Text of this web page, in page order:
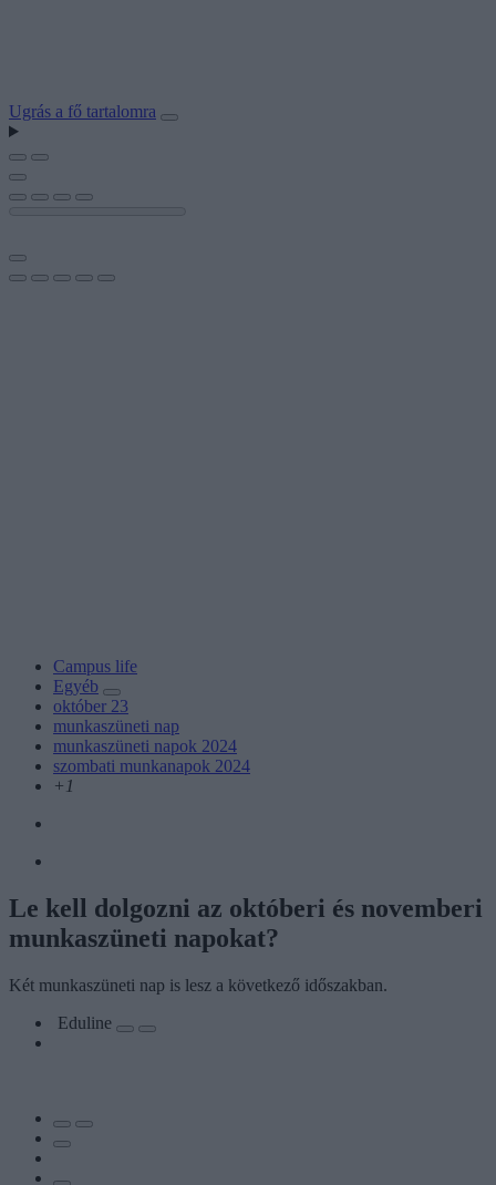
Ugrás a fő tartalomra
Campus life
Egyéb
október 23
munkaszüneti nap
munkaszüneti napok 2024
szombati munkanapok 2024
+1
Le kell dolgozni az októberi és novemberi
munkaszüneti napokat?
Két munkaszüneti nap is lesz a következő időszakban.
Eduline